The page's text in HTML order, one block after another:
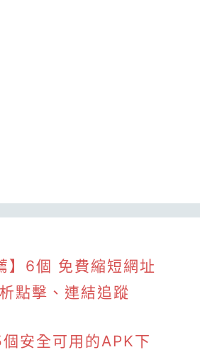
】6個 免費縮短網址
點擊、連結追蹤
安全可用的APK下